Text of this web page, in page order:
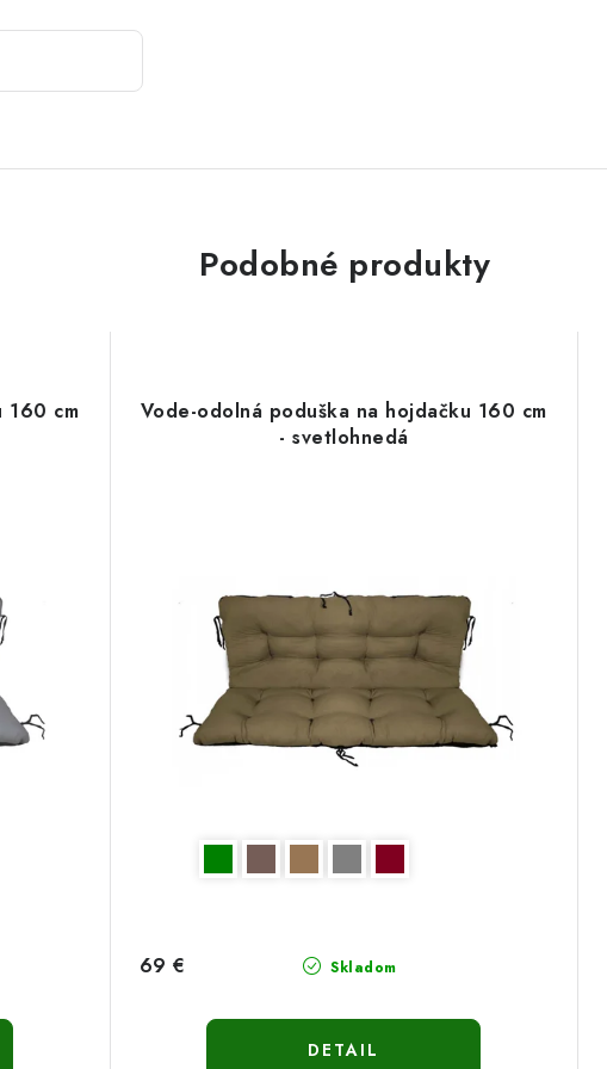
Podobné produkty
160 cm
Vode-odolná poduška na hojdačku 160 cm
- svetlohnedá
Skladom
69 €
DETAIL